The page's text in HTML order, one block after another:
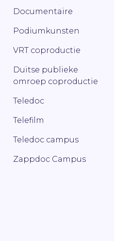
Documentaire
Podiumkunsten
VRT coproductie
Duitse publieke
omroep coproductie
Teledoc
Telefilm
Teledoc campus
Zappdoc Campus